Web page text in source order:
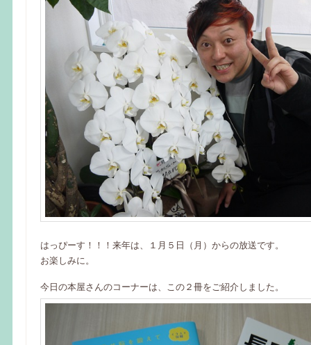
はっぴーす！！！来年は、１月５日（月）からの放送です。
お楽しみに。
今日の本屋さんのコーナーは、この２冊をご紹介しました。